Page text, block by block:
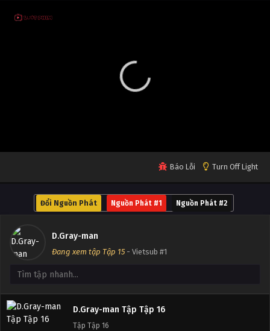
Báo Lỗi Turn Off Light
Đổi Nguồn Phát Nguồn Phát #1 Nguồn Phát #2
D.Gray-man
Đang xem tập Tập 15- Vietsub #1
D.Gray-man Tập Tập 21
D.Gray-man Tập Tập 19
D.Gray-man Tập Tập 18
Tập Tập 17
D.Gray-man Tập Tập 16
Tập Tập 16